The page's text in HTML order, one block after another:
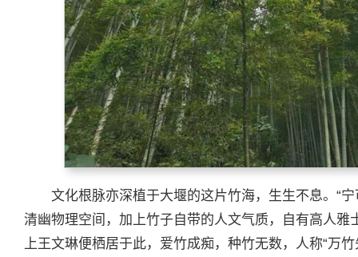
文化根脉亦深植于大堰的这片竹海，生生不息。“
清幽物理空间，加上竹子自带的人文气质，自有高人
上王文琳便栖居于此，爱竹成痴，种竹无数，人称“万